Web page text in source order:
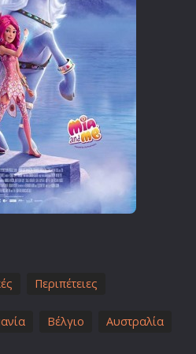
Περιπέτειες
Βέλγιο Αυστραλία